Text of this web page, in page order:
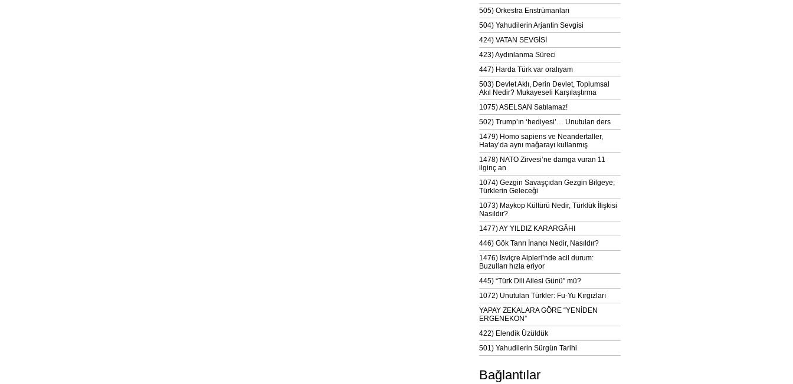
505) Orkestra Enstrümanları
504) Yahudilerin Arjantin Sevgisi
424) VATAN SEVGİSİ
423) Aydınlanma Süreci
447) Harda Türk var oralıyam
503) Devlet Aklı, Derin Devlet, Toplumsal
Akıl Nedir? Mukayeseli Karşılaştırma
1075) ASELSAN Satılamaz!
502) Trump’ın ‘hediyesi’… Unutulan ders
1479) Homo sapiens ve Neandertaller,
Hatay’da aynı mağarayı kullanmış
1478) NATO Zirvesi’ne damga vuran 11
ilginç an
1074) Gezgin Savaşçıdan Gezgin Bilgeye;
Türklerin Geleceği
1073) Maykop Kültürü Nedir, Türklük İlişkisi
Nasıldır?
1477) AY YILDIZ KARARGÂHI
446) Gök Tanrı İnancı Nedir, Nasıldır?
1476) İsviçre Alpleri’nde acil durum:
Buzulları hızla eriyor
445) “Türk Dili Ailesi Günü” mü?
1072) Unutulan Türkler: Fu-Yu Kırgızları
YAPAY ZEKALARA GÖRE “YENİDEN
ERGENEKON”
422) Elendik Üzüldük
501) Yahudilerin Sürgün Tarihi
Bağlantılar